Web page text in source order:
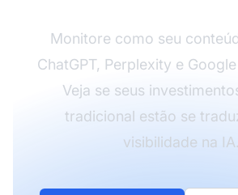
Monitore como seu
ChatGPT, Perplexity e
Veja se seus
tradicional estão se
visibilidade na IA.